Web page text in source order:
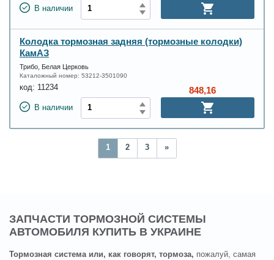
В наличии
Колодка тормозная задняя (тормозные колодки)
КамАЗ
Трибо, Белая Церковь
Каталожный номер: 53212-3501090
код: 11234
В наличии
848,16
1 2 3 »
ЗАПЧАСТИ ТОРМОЗНОЙ СИСТЕМЫ
АВТОМОБИЛЯ КУПИТЬ В УКРАИНЕ
Тормозная система или, как говорят, тормоза, пожалуй, самая